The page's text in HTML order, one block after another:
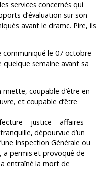
services concernés qui
d’évaluation sur son
avant le drame. Pire, ils
le 07 octobre
semaine avant sa
coupable d’être en
et coupable d’être
– justice – affaires
dépourvue d’un
Inspection Générale ou
permis et provoqué de
entraîné la mort de